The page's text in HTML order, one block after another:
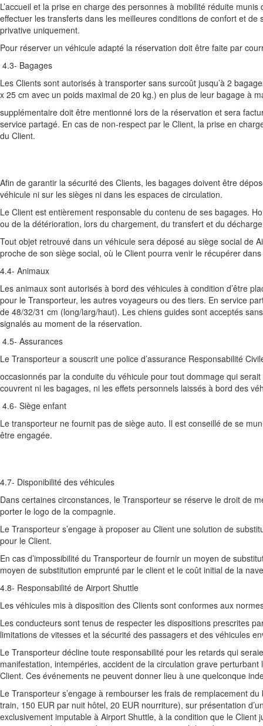
L’accueil et la prise en charge des personnes à mobilité réduite
effectuer les transferts dans les meilleures conditions de confort et
privative uniquement.
Pour réserver un véhicule adapté la réservation doit être faite par
4.3- Bagages
Les Clients sont autorisés à transporter sans surcoût jusqu’à 2
x 25 cm avec un poids maximal de 20 kg.) en plus de leur bagage à
supplémentaire doit être mentionné lors de la réservation et sera
service partagé. En cas de non-respect par le Client, la prise en
du Client.
Afin de garantir la sécurité des Clients, les bagages doivent être
véhicule ni sur les sièges ni dans les espaces de circulation.
Le Client est entièrement responsable du contenu de ses bagages.
ou de la détérioration, lors du chargement, du transfert et du
Tout objet retrouvé dans un véhicule sera déposé au siège social de
proche de son siège social, où le Client pourra venir le récupérer
4.4- Animaux
Les animaux sont autorisés à bord des véhicules à condition d’être
pour le Transporteur, les autres voyageurs ou des tiers. En service
de 48/32/31 cm (long/larg/haut). Les chiens guides sont acceptés
signalés au moment de la réservation.
4.5- Assurances
Le Transporteur a souscrit une police d’assurance Responsabilité
occasionnés par la conduite du véhicule pour tout dommage qui
couvrent ni les bagages, ni les effets personnels laissés à bord des
4.6- Siège enfant
Le transporteur ne fournit pas de siège auto. Il est conseillé de se
être engagée.
4.7- Disponibilité des véhicules
Dans certaines circonstances, le Transporteur se réserve le droit de
porter le logo de la compagnie.
Le Transporteur s’engage à proposer au Client une solution de
pour le Client.
En cas d’impossibilité du Transporteur de fournir un moyen de
moyen de substitution emprunté par le client et le coût initial de la
4.8- Responsabilité de Airport Shuttle
Les véhicules mis à disposition des Clients sont conformes aux
Les conducteurs sont tenus de respecter les dispositions prescrites
limitations de vitesses et la sécurité des passagers et des véhicules
Le Transporteur décline toute responsabilité pour les retards qui
manifestation, intempéries, accident de la circulation grave
Client. Ces événements ne peuvent donner lieu à une quelconque
Le Transporteur s’engage à rembourser les frais de remplacement
train, 150 EUR par nuit hôtel, 20 EUR nourriture), sur présentation
exclusivement imputable à Airport Shuttle, à la condition que le